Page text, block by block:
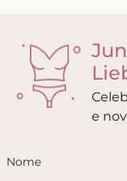
e
Nome